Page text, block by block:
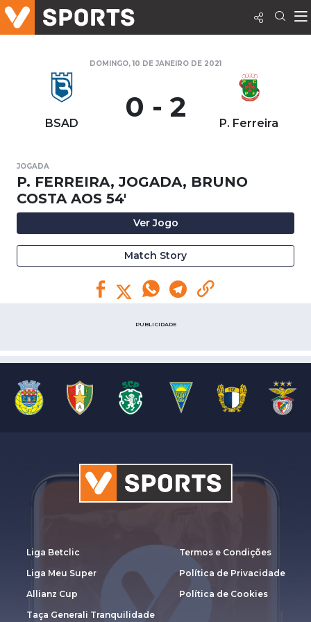
DOMINGO, 10 DE JANEIRO DE 2021
BSAD 0 - 2 P. Ferreira
JOGADA
P. FERREIRA, JOGADA, BRUNO
COSTA AOS 54'
Ver Jogo
Match Story
PUBLICIDADE
Liga Betclic
Liga Meu Super
Allianz Cup
Taça Generali Tranquilidade
Termos e Condições
Política de Privacidade
Política de Cookies